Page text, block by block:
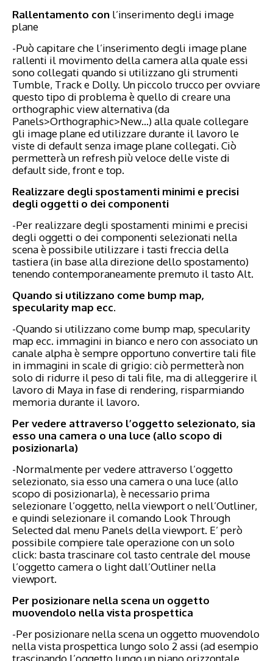
Rallentamento con l’inserimento degli image
plane
-Può capitare che l’inserimento degli image plane
rallenti il movimento della camera alla quale essi
sono collegati quando si utilizzano gli strumenti
Tumble, Track e Dolly. Un piccolo trucco per ovviare
questo tipo di problema è quello di creare una
orthographic view alternativa (da
Panels>Orthographic>New…) alla quale collegare
gli image plane ed utilizzare durante il lavoro le
viste di default senza image plane collegati. Ciò
permetterà un refresh più veloce delle viste di
default side, front e top.
Realizzare degli spostamenti minimi e precisi
degli oggetti o dei componenti
-Per realizzare degli spostamenti minimi e precisi
degli oggetti o dei componenti selezionati nella
scena è possibile utilizzare i tasti freccia della
tastiera (in base alla direzione dello spostamento)
tenendo contemporaneamente premuto il tasto Alt.
Quando si utilizzano come bump map,
specularity map ecc.
-Quando si utilizzano come bump map, specularity
map ecc. immagini in bianco e nero con associato un
canale alpha è sempre opportuno convertire tali file
in immagini in scale di grigio: ciò permetterà non
solo di ridurre il peso di tali file, ma di alleggerire il
lavoro di Maya in fase di rendering, risparmiando
memoria durante il lavoro.
Per vedere attraverso l’oggetto selezionato, sia
esso una camera o una luce (allo scopo di
posizionarla)
-Normalmente per vedere attraverso l’oggetto
selezionato, sia esso una camera o una luce (allo
scopo di posizionarla), è necessario prima
selezionare l’oggetto, nella viewport o nell’Outliner,
e quindi selezionare il comando Look Through
Selected dal menu Panels della viewport. E’ però
possibile compiere tale operazione con un solo
click: basta trascinare col tasto centrale del mouse
l’oggetto camera o light dall’Outliner nella
viewport.
Per posizionare nella scena un oggetto
muovendolo nella vista prospettica
-Per posizionare nella scena un oggetto muovendolo
nella vista prospettica lungo solo 2 assi (ad esempio
trascinando l’oggetto lungo un piano orizzontale